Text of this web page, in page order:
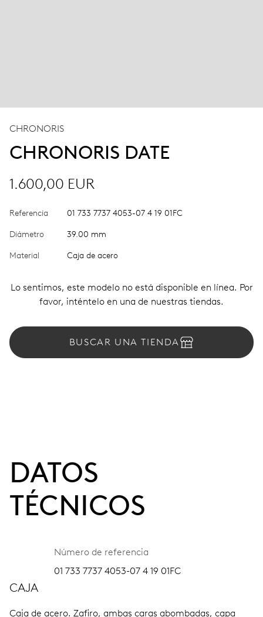
CHRONORIS
CHRONORIS DATE
1.600,00 EUR
Referencia 01 733 7737 4053-07 4 19 01FC
Diámetro 39.00 mm
Material Caja de acero
Lo sentimos, este modelo no está disponible en línea. Por
favor, inténtelo en una de nuestras tiendas.
BUSCAR UNA TIENDA
DATOS
TÉCNICOS
Número de referencia
01 733 7737 4053-07 4 19 01FC
CAJA
Caja de acero. Zafiro, ambas caras abombadas, capa